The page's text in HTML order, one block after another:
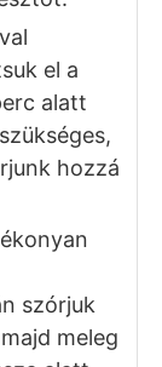
keverjük
bele az